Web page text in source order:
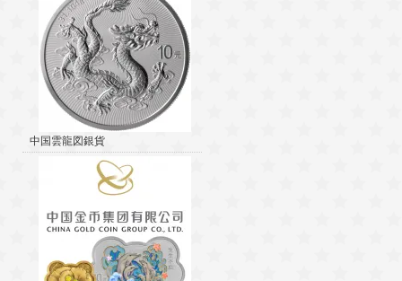
中国雲龍図銀貨